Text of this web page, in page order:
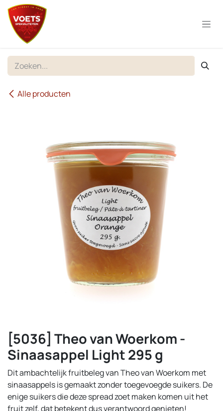
Overslaan naar inhoud
Alle producten
[5036] Theo van Woerkom -
Sinaasappel Light 295 g
Dit ambachtelijk fruitbeleg van Theo van Woerkom met
sinaasappels is gemaakt zonder toegevoegde suikers. De
enige suikers die deze spread zoet maken komen uit het
fruit zelf, dat betekent dus verantwoord genieten!